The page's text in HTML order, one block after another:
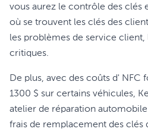
vous aurez le contrôle des clés
où se trouvent les clés des
les problèmes de service client,
critiques.
De plus, avec des coûts d' NFC
1300 $ sur certains véhicules,
atelier de réparation
frais de remplacement des clés